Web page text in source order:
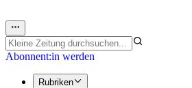
Abonnent:in werden
Rubriken